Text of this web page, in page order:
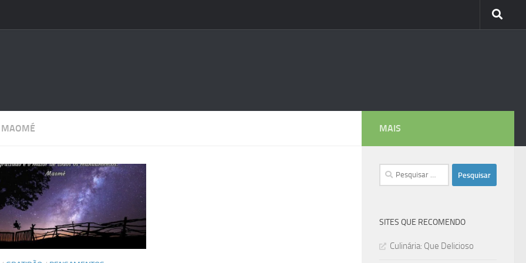
MAOMÉ MAIS
Pesquisar
por:
SITES QUE RECOMENDO
Culinária: Que Delicioso